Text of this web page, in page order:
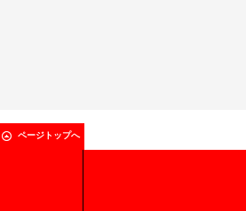
ページトップへ